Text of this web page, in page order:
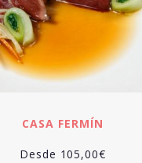
CASA FERMÍN
Desde 105,00€